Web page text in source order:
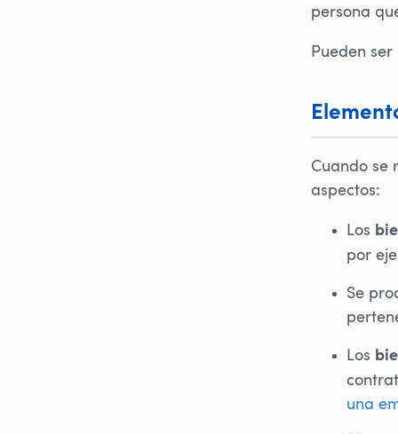
persona
Pueden ser
Cuando se
aspectos:
Los
por
Se
Los
una